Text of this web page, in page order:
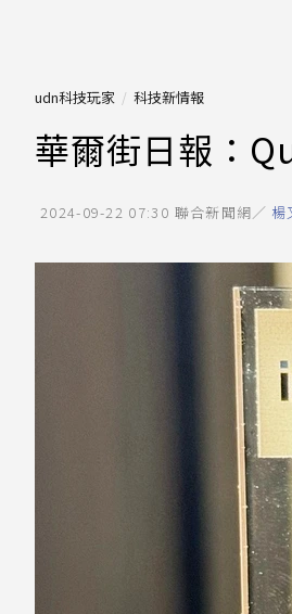
udn科技玩家 科技新情報
華爾街日報：
2024-09-22 07:30 聯合新聞網／ 楊